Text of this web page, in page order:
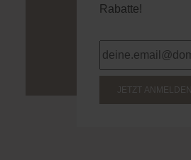
Rabatte!
JETZT ANMELDEN